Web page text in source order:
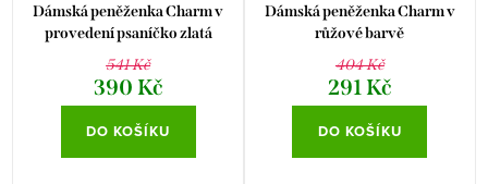
Dámská peněženka Charm v
provedení psaníčko zlatá
metalická
541 Kč
390 Kč
DO KOŠÍKU
Dámská peněženka Charm v
růžové barvě
404 Kč
291 Kč
DO KOŠÍKU